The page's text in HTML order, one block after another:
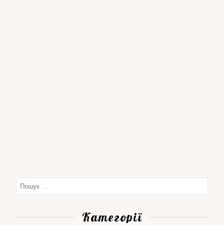
Категорії